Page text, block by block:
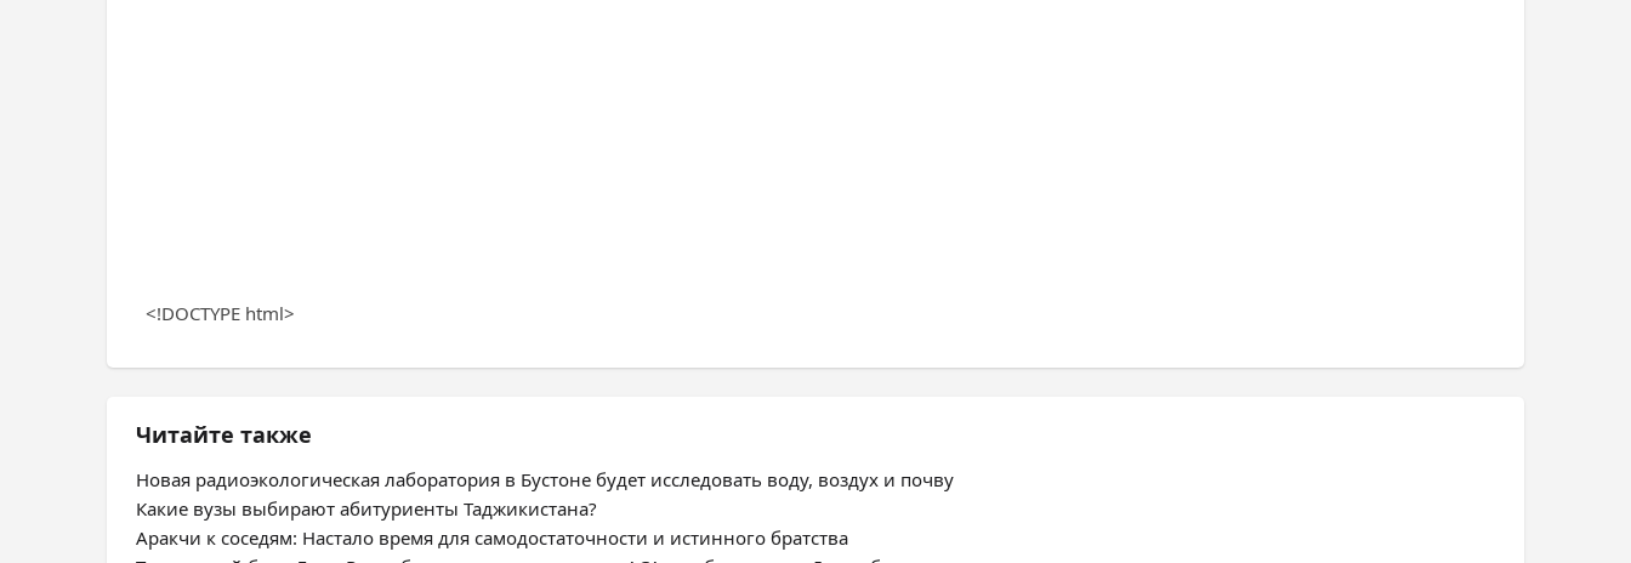
<!DOCTYPE html>
Читайте также
Новая радиоэкологическая лаборатория в Бустоне будет исследовать воду, воздух и почву
Какие вузы выбирают абитуриенты Таджикистана?
Аракчи к соседям: Настало время для самодостаточности и истинного братства